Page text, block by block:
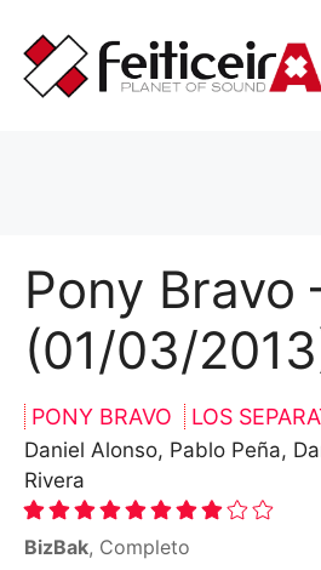
contenido
Pony Bravo
(01/03/
PONY BRAVO LOS
Daniel Alonso, Pablo Peña,
Rivera
BizBak, Completo